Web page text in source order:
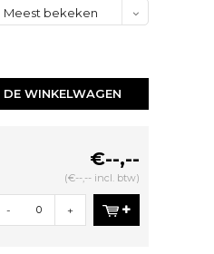
Meest bekeken
DE WINKELWAGEN
€--,--
(€--,-- incl. btw)
- +